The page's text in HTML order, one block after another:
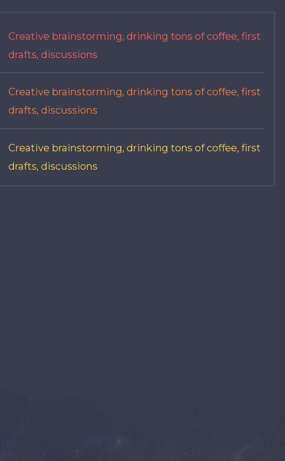
Creative brainstorming, drinking tons of coffee, first
drafts, discussions
Creative brainstorming, drinking tons of coffee, first
drafts, discussions
Creative brainstorming, drinking tons of coffee, first
drafts, discussions